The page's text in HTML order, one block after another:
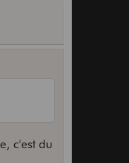
c'est du